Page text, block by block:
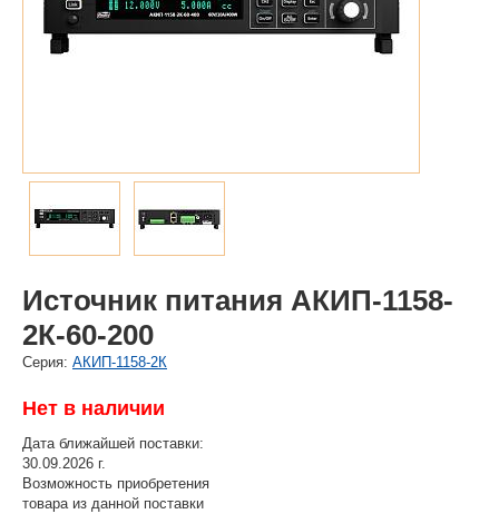
Источник питания АКИП-1158-
2К-60-200
Cерия: АКИП-1158-2К
Нет в наличии
Дата ближайшей поставки:
30.09.2026 г.
Возможность приобретения
товара из данной поставки